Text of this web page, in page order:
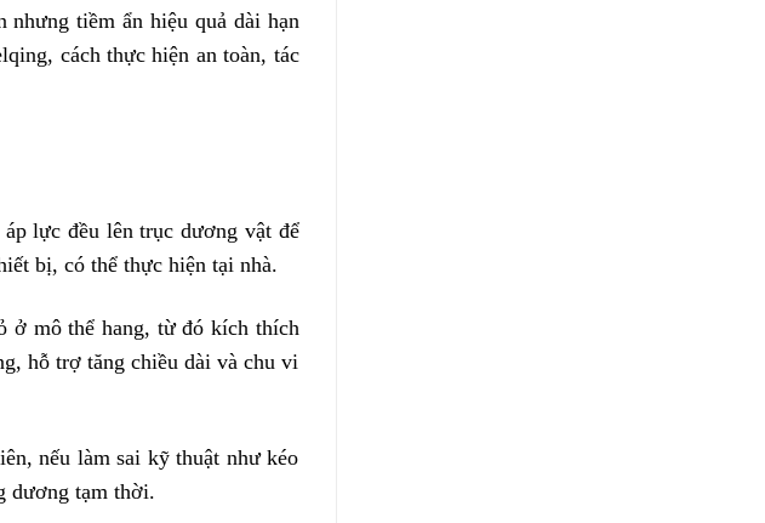
tiềm ẩn hiệu quả dài hạn
cách thực hiện an toàn, tác
lực đều lên trục dương vật để
bị, có thể thực hiện tại nhà.
ở mô thể hang, từ đó kích thích
hỗ trợ tăng chiều dài và chu vi
nếu làm sai kỹ thuật như kéo
dương tạm thời.